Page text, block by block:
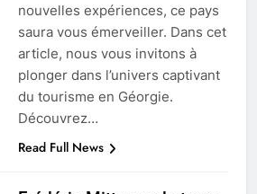
nouvelles expériences, ce pays
saura vous émerveiller. Dans cet
article, nous vous invitons à
plonger dans l’univers captivant
du tourisme en Géorgie.
Découvrez…
Read Full News